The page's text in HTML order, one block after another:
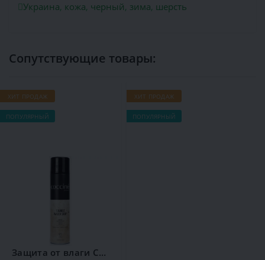
Украина, кожа, черный, зима, шерсть
Сопутствующие товары:
ХИТ ПРОДАЖ
ПОПУЛЯРНЫЙ
Защита от влаги Сoccine
ХИТ ПРОДАЖ
ПОПУЛЯРНЫЙ